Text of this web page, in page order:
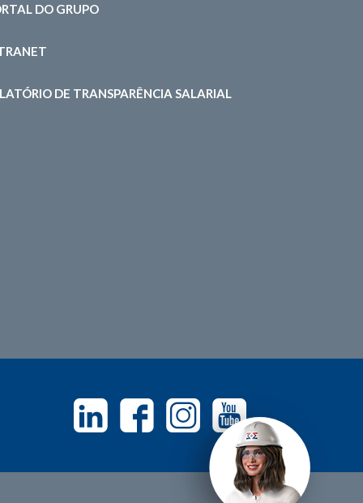
DO GRUPO
DE TRANSPARÊNCIA SALARIAL
Linkedin Facebook Instagram